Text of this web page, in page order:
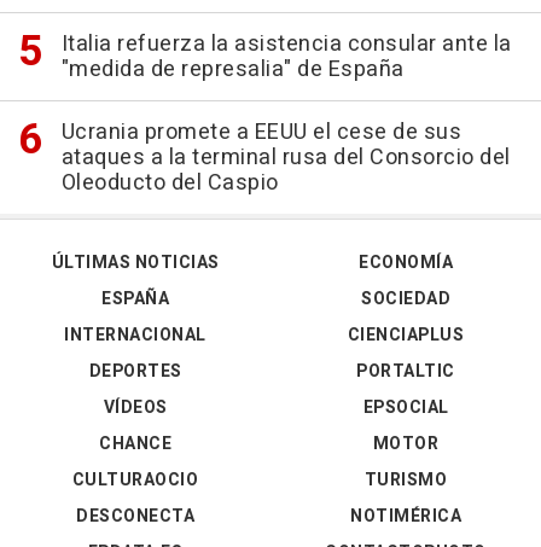
Italia refuerza la asistencia consular ante la
"medida de represalia" de España
Ucrania promete a EEUU el cese de sus
ataques a la terminal rusa del Consorcio del
Oleoducto del Caspio
ÚLTIMAS NOTICIAS
ESPAÑA
INTERNACIONAL
DEPORTES
VÍDEOS
ECONOMÍA
SOCIEDAD
CIENCIAPLUS
PORTALTIC
EPSOCIAL
CHANCE
CULTURAOCIO
DESCONECTA
MOTOR
TURISMO
NOTIMÉRICA